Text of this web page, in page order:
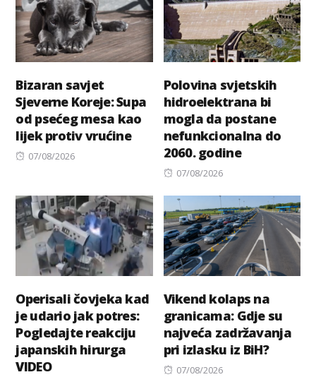
Bizaran savjet
Sjeverne Koreje: Supa
od psećeg mesa kao
lijek protiv vrućine
Posted
07/08/2026
Polovina svjetskih
hidroelektrana bi
mogla da postane
nefunkcionalna do
2060. godine
Posted
07/08/2026
Operisali čovjeka kad
je udario jak potres:
Pogledajte reakciju
japanskih hirurga
VIDEO
Vikend kolaps na
granicama: Gdje su
najveća zadržavanja
pri izlasku iz BiH?
Posted
07/08/2026